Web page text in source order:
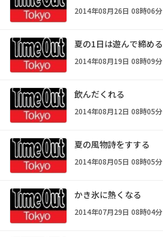
2014年08月26日 08時06分
夏の1日は遊んで締める
2014年08月19日 08時09分
飲んだくれる
2014年08月12日 08時05分
夏の風物詩をすする
2014年08月05日 08時05分
かき氷に熱くなる
2014年07月29日 08時04分